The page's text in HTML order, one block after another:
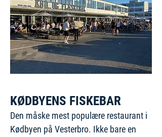
KØDBYENS FISKEBAR
Den måske mest populære restaurant i
Kødbyen på Vesterbro. Ikke bare en